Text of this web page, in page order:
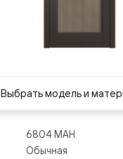
6804 МАН
Обычная
Выбрать модель и